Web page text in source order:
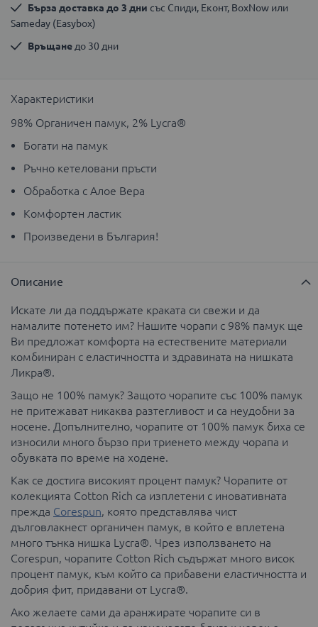
Бърза доставка до 3 дни със Спиди, Еконт, BoxNow или
Sameday (Easybox)
Връщане до 30 дни
Характеристики
98% Органичен памук, 2% Lycra®
Богати на памук
Ръчно кетеловани пръсти
Обработка с Алое Вера
Комфортен ластик
Произведени в България!
Описание
Искате ли да поддържате краката си свежи и да
намалите потенето им? Нашите чорапи с 98% памук ще
Ви предложат комфорта на естествените материали
комбиниран с еластичността и здравината на нишката
Ликра®.
Защо не 100% памук? Защото чорапите със 100% памук
не притежават никаква разтегливост и са неудобни за
носене. Допълнително, чорапите от 100% памук биха се
износили много бързо при триенето между чорапа и
обувката по време на ходене.
Как се достига високият процент памук? Чорапите от
колекцията Cotton Rich са изплетени с иновативната
преждa Corespun, която представлява чист
дълговлакнест органичен памук, в който е вплетена
много тънка нишка Lycra®. Чрез използването на
Corespun, чорапите Cotton Rich съдържат много висок
процент памук, към който са прибавени еластичността и
добрия фит, придавани от Lycra®.
Ако желаете сами да аранжирате чорапите си в